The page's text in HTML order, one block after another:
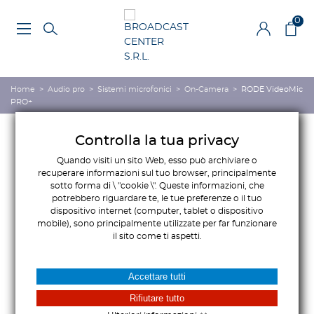
0
Home > Audio pro > Sistemi microfonici > On-Camera >
RODE VideoMic
PRO+
Controlla la tua privacy
Quando visiti un sito Web, esso può archiviare o
recuperare informazioni sul tuo browser, principalmente
sotto forma di \ "cookie \". Queste informazioni, che
potrebbero riguardare te, le tue preferenze o il tuo
dispositivo internet (computer, tablet o dispositivo
mobile), sono principalmente utilizzate per far funzionare
il sito come ti aspetti.
Accettare tutti
Rifiutare tutto